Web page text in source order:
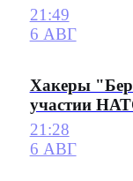
21:49
6 АВГ
Хакеры
участии
21:28
6 АВГ